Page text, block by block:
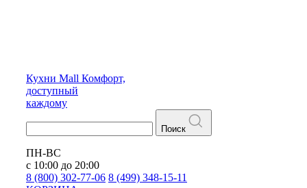
Кухни Mall Комфорт,
доступный
каждому
Поиск
ПН-ВС
с 10:00 до 20:00
8 (800) 302-77-06 8 (499) 348-15-11